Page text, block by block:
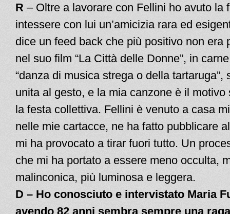
R – Oltre a lavorare con Fellini ho avuto la
intessere con lui un’amicizia rara ed
dice un feed back che più positivo non era
nel suo film “La Città delle Donne”, in
“danza di musica strega o della tartaruga”,
unita al gesto, e la mia canzone è il motivo
la festa collettiva. Fellini è venuto a casa
nelle mie cartacce, ne ha fatto pubblicare
mi ha provocato a tirar fuori tutto. Un
che mi ha portato a essere meno occulta,
malinconica, più luminosa e leggera.
D – Ho conosciuto e intervistato Maria
avendo 82 anni sembra sempre una